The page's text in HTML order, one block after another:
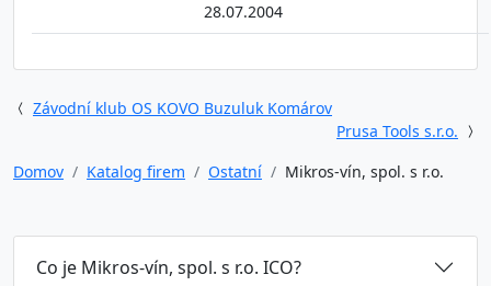
28.07.2004
Závodní klub OS KOVO Buzuluk Komárov
Prusa Tools s.r.o.
Domov
Katalog firem Ostatní Mikros-vín, spol. s r.o.
Co je Mikros-vín, spol. s r.o. ICO?